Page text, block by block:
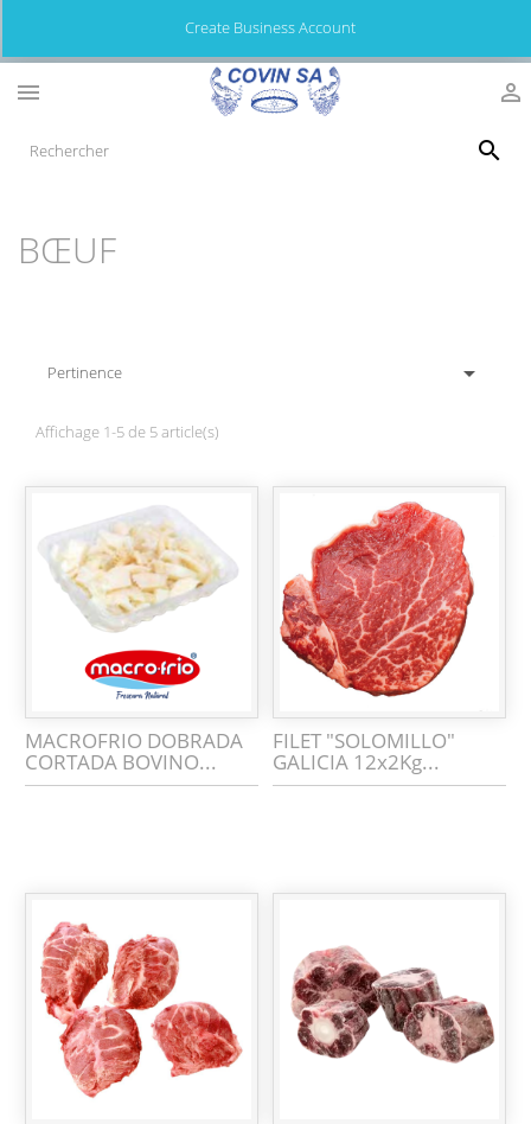
Create Business Account
 

BŒUF
Pertinence 
Affichage 1-5 de 5 article(s)
MACROFRIO DOBRADA
CORTADA BOVINO...
FILET "SOLOMILLO"
GALICIA 12x2Kg...